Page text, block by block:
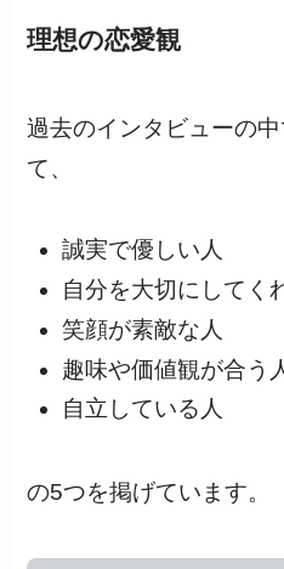
理想の恋愛観
過去のインタビューの
て、
誠実で優しい人
自分を大切にしてく
笑顔が素敵な人
趣味や価値観が合う
自立している人
の5つを掲げています。